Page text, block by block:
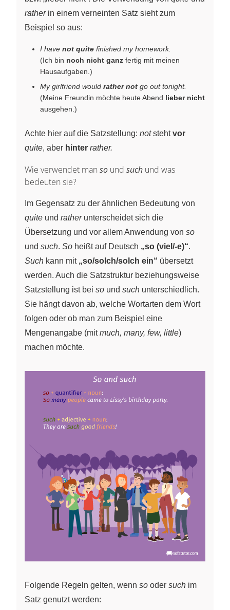
ratherin einem verneinten Satz sieht zum
Beispiel so aus:
I have not quite finished my homework.
(Ich bin noch nicht ganz fertig mit meinen
Hausaufgaben.)
My girlfriend would rather not go out tonight.
(Meine Freundin möchte heute Abend lieber nicht
ausgehen.)
Achte hier auf die Satzstellung: notstehtvor
quite, aber hinter rather.
Wie verwendet man so und such und was
bedeuten sie?
Im Gegensatz zu der ähnlichen Bedeutung von
quite und ratherunterscheidet sich die
Übersetzung und vor allem Anwendung von so
und such. So heißt auf Deutsch „so (viel/-e)“.
Such kann mit „so/solch/solch ein“ übersetzt
werden. Auch die Satzstruktur beziehungsweise
Satzstellung ist bei so und such unterschiedlich.
Sie hängt davon ab, welche Wortarten dem Wort
folgen oder ob man zum Beispiel eine
Mengenangabe (mitmuch, many, few, little)
machen möchte.
Folgende Regeln gelten, wenn so oder such im
Satz genutzt werden: